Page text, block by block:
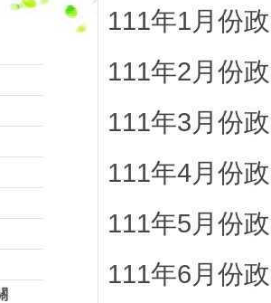
111年1月份
111年2月份
111年3月份
111年4月份
111年5月份
111年6月份